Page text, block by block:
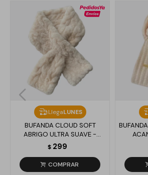
LlegaLUNES
BUFANDA CLOUD SOFT
ABRIGO ULTRA SUAVE -
BLANCO
$ 299